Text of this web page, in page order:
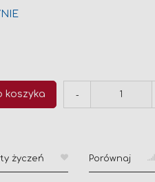
koszyka -
życzeń Porównaj